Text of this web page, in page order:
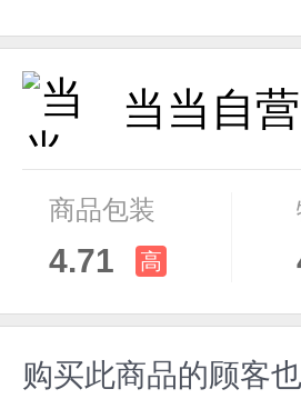
当当自
商品包装
4.71 高
购买此商品的顾客